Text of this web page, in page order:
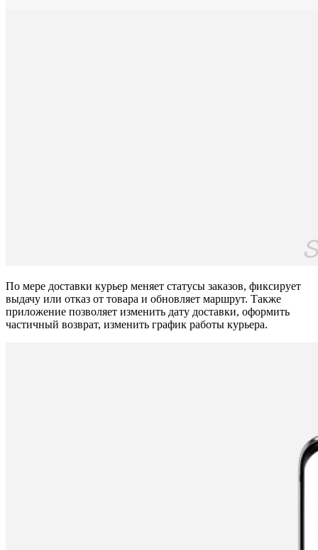
По мере доставки курьер меняет статусы заказов, фиксирует
выдачу или отказ от товара и обновляет маршрут. Также
приложение позволяет изменить дату доставки, оформить
частичный возврат, изменить график работы курьера.